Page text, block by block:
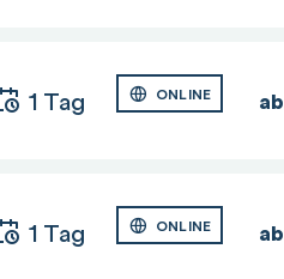
1 Tag ONLINE ab
1 Tag ONLINE ab